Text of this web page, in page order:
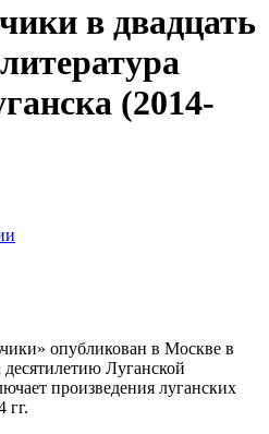
в двадцать
(2014-
опубликован в Москве в
Луганской
произведения луганских
гг.